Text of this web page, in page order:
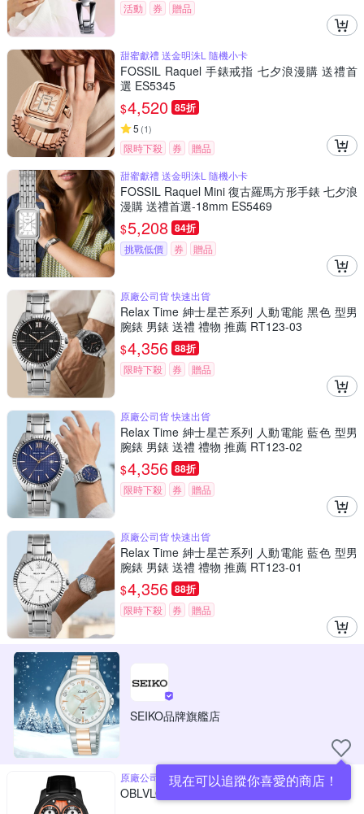
活動 券 贈品
甜蜜獻禮 送金明洙L 隨機小卡
FOSSIL Raquel 手錶戒指 七夕浪漫購 送禮首
選 ES5345
$4,520 85折
5 (1)
限時下殺 券
贈品
甜蜜獻禮 送金明洙L 隨機小卡
FOSSIL Raquel Mini 復古羅馬方形手錶 七夕浪
漫購 送禮首選-18mm ES5469
$5,208 84折
挑戰低價 券 贈品
原廠公司貨 快速出貨
Relax Time 紳士星芒系列 人動電能 黑色 型男
腕錶 男錶 送禮 禮物 推薦 RT123-03
$4,356 88折
限時下殺 券 贈品
原廠公司貨 快速出貨
Relax Time 紳士星芒系列 人動電能 藍色 型男
腕錶 男錶 送禮 禮物 推薦 RT123-02
$4,356 88折
限時下殺 券 贈品
原廠公司貨 快速出貨
Relax Time 紳士星芒系列 人動電能 藍色 型男
腕錶 男錶 送禮 禮物 推薦 RT123-01
$4,356 88折
限時下殺 券 贈品
SEIKO品牌旗艦店
現在可以追蹤你喜愛的商店！
原廠公司貨
OBLVLO 歐弗洛 小丑系列 - 夜焰橘